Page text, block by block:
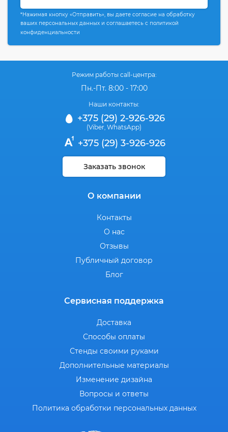
*Нажимая кнопку «Отправить», вы даете согласие на обработку
ваших персональных данных и соглашаетесь с политикой
конфиденциальности
Режим работы call-центра:
Пн.-Пт. 8:00 - 17:00
Наши контакты:
+375 (29) 2-926-926
(Viber WhatsApp)
+375 (29) 3-926-926
Заказать звонок
О компании
Контакты
О нас
Отзывы
Публичный договор
Блог
Сервисная поддержка
Доставка
Способы оплаты
Стенды своими руками
Дополнительные материалы
Изменение дизайна
Вопросы и ответы
Политика обработки персональных данных